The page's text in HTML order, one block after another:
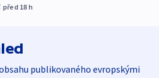
před 18 h
publikovaného evropskými